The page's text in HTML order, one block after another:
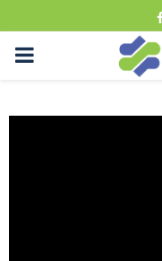
PRIMARY